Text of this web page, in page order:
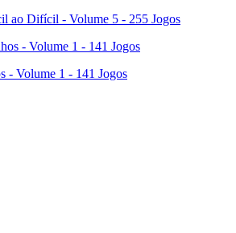
ao Difícil - Volume 5 - 255 Jogos
- Volume 1 - 141 Jogos